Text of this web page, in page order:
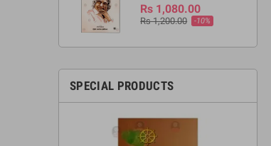
Rs 1,080.00
Rs 1,200.00 -10%
SPECIAL PRODUCTS